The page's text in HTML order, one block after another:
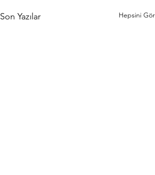
Son Yazılar Hepsini Gör